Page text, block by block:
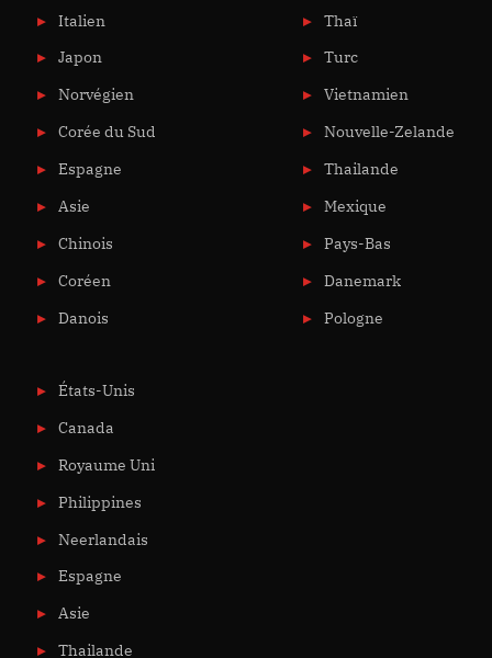
Italien
Japon
Norvégien
Corée du Sud
Espagne
Asie
Chinois
Coréen
Danois
Thaï
Turc
Vietnamien
Nouvelle-Zelande
Thailande
Mexique
Pays-Bas
Danemark
Pologne
États-Unis
Canada
Royaume Uni
Philippines
Neerlandais
Espagne
Asie
Thailande